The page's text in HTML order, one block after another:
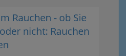
Rauchen - ob Sie
nicht: Rauchen